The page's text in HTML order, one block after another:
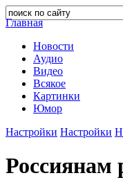
Главная
Новости
Аудио
Видео
Всякое
Картинки
Юмор
Настройки Настройки
Россиянам